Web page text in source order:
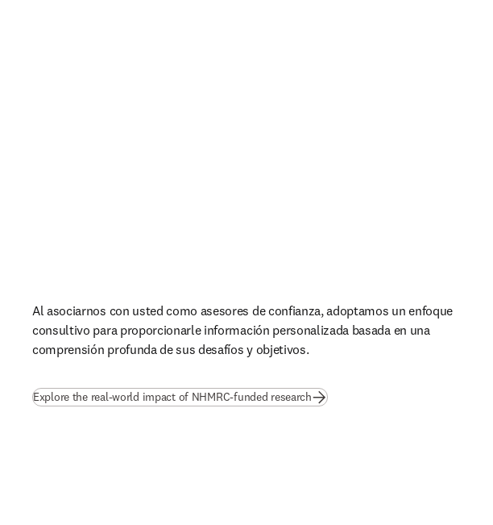
Al asociarnos con usted como asesores de confianza, adoptamos un enfoque
consultivo para proporcionarle información personalizada basada en una
comprensión profunda de sus desafíos y objetivos.
Explore the real-world impact of NHMRC-funded research(se abre en una nueva pestaña/ventana